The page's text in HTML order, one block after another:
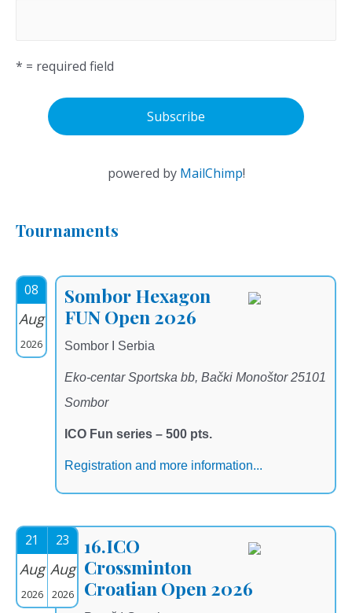
* = required field
powered by MailChimp!
Tournaments
08
Aug
2026
Sombor Hexagon
FUN Open 2026
Sombor I Serbia
Eko-centar Sportska bb, Bački Monoštor 25101
Sombor
ICO Fun series – 500 pts.
Registration and more information...
21
Aug
2026
23
Aug
2026
16.ICO
Crossminton
Croatian Open 2026